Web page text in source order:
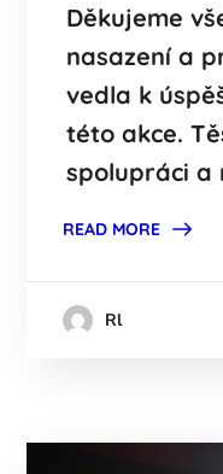
Děkujeme
nasazení a
vedla k
této akce.
spolupráci a
READ MORE
Rl